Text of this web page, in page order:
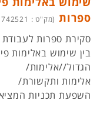
ספרות (מק"ט : 1742521)
סקירת ספרות
בין שימוש באלימות
הגדול//אלימות/
אלימות ותקשורת/
השפעת תכניות